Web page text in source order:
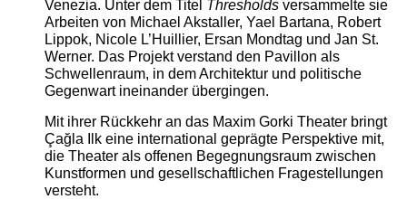
Venezia. Unter dem Titel Thresholdsversammelte sie
Arbeiten von Michael Akstaller, Yael Bartana, Robert
Lippok, Nicole L’Huillier, Ersan Mondtag und Jan St.
Werner. Das Projekt verstand den Pavillon als
Schwellenraum, in dem Architektur und politische
Gegenwart ineinander übergingen.
Mit ihrer Rückkehr an das Maxim Gorki Theater bringt
Çağla Ilk eine international geprägte Perspektive mit,
die Theater als offenen Begegnungsraum zwischen
Kunstformen und gesellschaftlichen Fragestellungen
versteht.